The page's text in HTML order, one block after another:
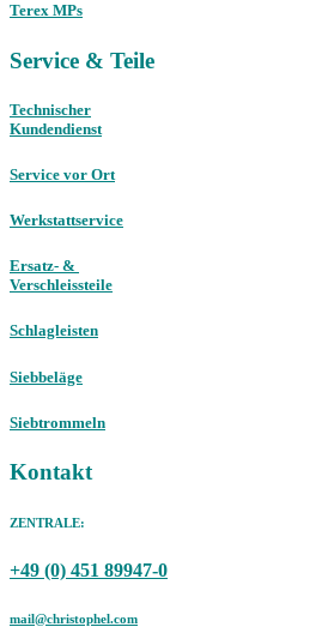
Terex MPs
Service & Teile
Technischer
Kundendienst
Service vor Ort
Werkstattservice
Ersatz- &
Verschleissteile
Schlagleisten
Siebbeläge
Siebtrommeln
Kontakt
ZENTRALE:
+49 (0) 451 89947-0
mail@christophel.com